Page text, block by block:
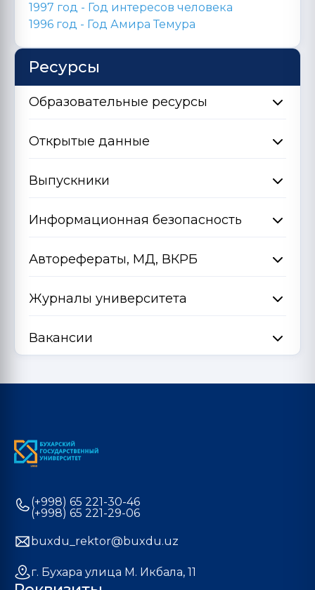
1997 год - Год интересов человека
1996 год - Год Амира Темура
Ресурсы
Образовательные ресурсы
Открытые данные
Выпускники
Информационная безопасность
Авторефераты, МД, ВКРБ
Журналы университета
Вакансии
(+998) 65 221-30-46
(+998) 65 221-29-06
buxdu_rektor@buxdu.uz
г. Бухара улица М. Икбала, 11